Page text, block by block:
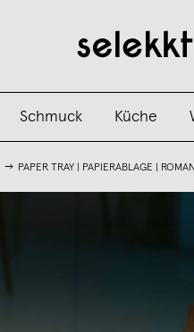
Schmuck Küche
PAPER TRAY | PAPIERABLAGE |